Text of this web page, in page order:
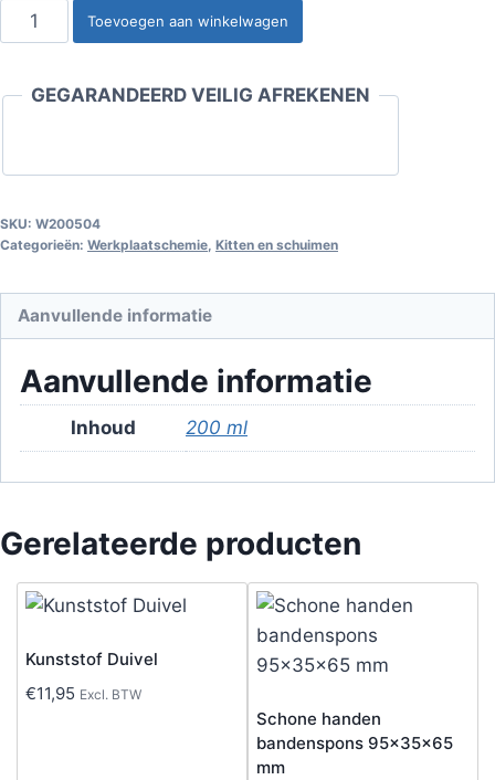
Pakking
afdichtmiddel
aantal
Toevoegen aan winkelwagen
GEGARANDEERD VEILIG AFREKENEN
SKU: W200504
Categorieën: Werkplaatschemie, Kitten en schuimen
Aanvullende informatie
Aanvullende informatie
Inhoud 200 ml
Gerelateerde producten
Kunststof Duivel
€11,95 Excl. BTW
Schone handen
bandenspons 95x35x65
mm